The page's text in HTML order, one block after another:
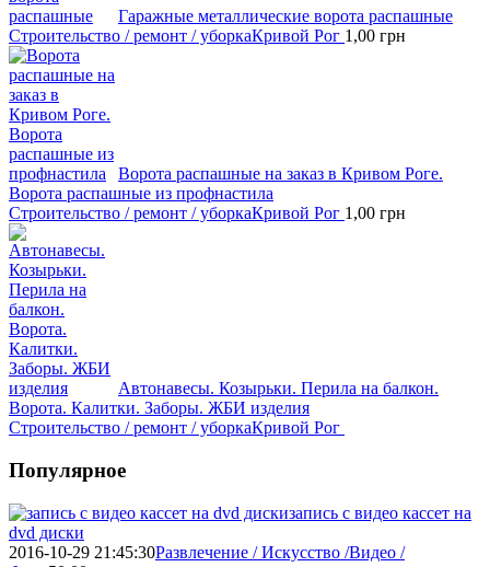
Гаражные металлические ворота распашные
Строительство / ремонт / уборкаКривой Рог 1,00 грн
Ворота распашные на заказ в Кривом Роге.
Ворота распашные из профнастила
Строительство / ремонт / уборкаКривой Рог 1,00 грн
Автонавесы. Козырьки. Перила на балкон.
Ворота. Калитки. Заборы. ЖБИ изделия
Строительство / ремонт / уборкаКривой Рог
Популярное
запись с видео кассет на
dvd диски
2016-10-29 21:45:30Развлечение / Искусство /Видео /